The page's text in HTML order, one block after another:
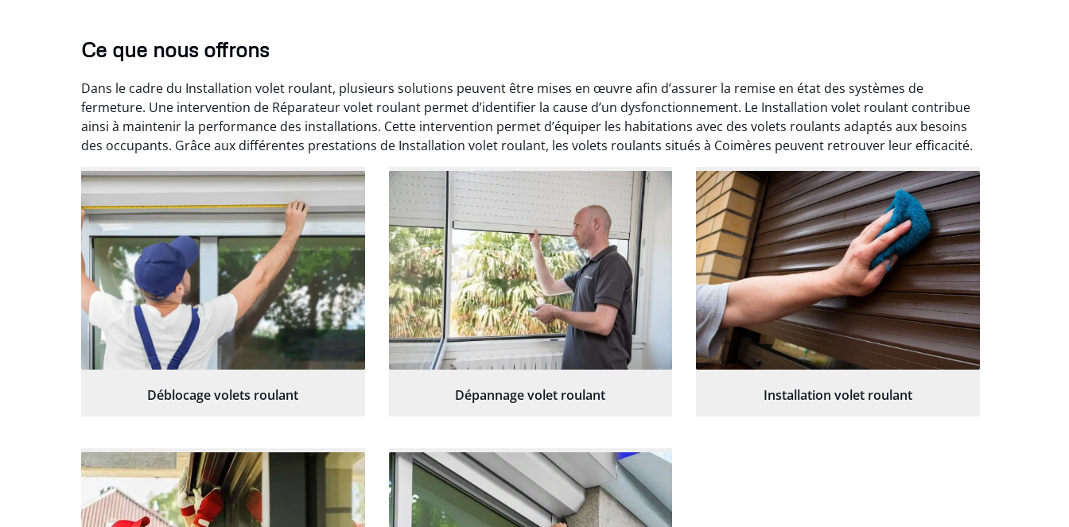
Ce que nous offrons
Dans le cadre du Installation volet roulant, plusieurs solutions peuvent être mises en œuvre afin d’assurer la remise en état des systèmes de
fermeture. Une intervention de Réparateur volet roulant permet d’identifier la cause d’un dysfonctionnement. Le Installation volet roulant contribue
ainsi à maintenir la performance des installations. Cette intervention permet d’équiper les habitations avec des volets roulants adaptés aux besoins
des occupants. Grâce aux différentes prestations de Installation volet roulant, les volets roulants situés à Coimères peuvent retrouver leur efficacité.
Déblocage volets roulant Dépannage volet roulant Installation volet roulant